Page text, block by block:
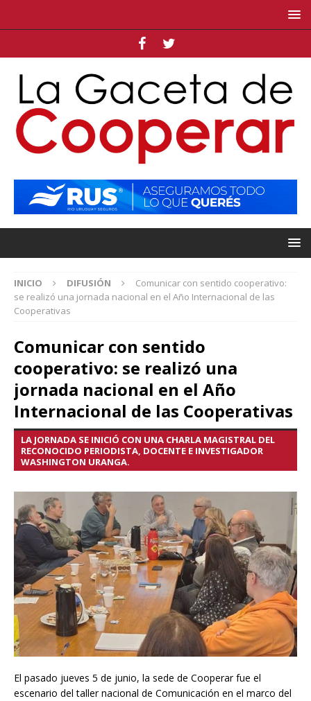
INICIO DIFUSIÓN
Comunicar con sentido cooperativo:
se realizó una jornada nacional en el Año Internacional de las
Cooperativas
Comunicar con sentido
cooperativo: se realizó una
jornada nacional en el Año
Internacional de las Cooperativas
LA JORNADA SE INICIÓ CON UNA CHARLA MAGISTRAL DEL
RECONOCIDO PERIODISTA, DOCENTE E INVESTIGADOR
WASHINGTON URANGA.
El pasado jueves 5 de junio, la sede de Cooperar fue el
escenario del taller nacional de Comunicación en el marco del